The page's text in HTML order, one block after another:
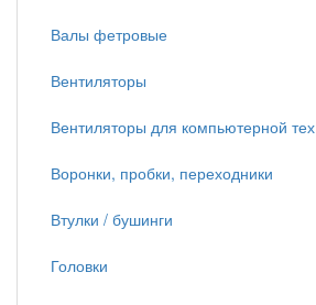
Валы фетровые
Вентиляторы
Вентиляторы для компьютерной тех
Воронки, пробки, переходники
Втулки / бушинги
Головки